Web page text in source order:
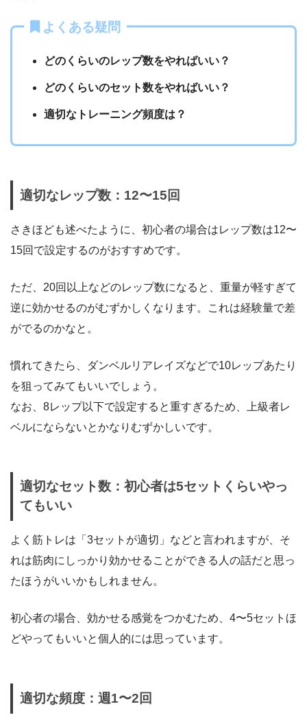
よくある疑問
どのくらいのレップ数をやればいい？
どのくらいのセット数をやればいい？
適切なトレーニング頻度は？
適切なレップ数：12〜15回
さきほども述べたように、初心者の場合はレップ数は12〜
15回で設定するのがおすすめです。
ただ、20回以上などのレップ数になると、重量が軽すぎて
逆に効かせるのがむずかしくなります。これは経験量で差
がでるのかなと。
慣れてきたら、ダンベルリアレイズなどで10レップあたり
を狙ってみてもいいでしょう。
なお、8レップ以下で設定すると重すぎるため、上級者レ
ベルにならないとかなりむずかしいです。
適切なセット数：初心者は5セットくらいやっ
てもいい
よく筋トレは「3セットが適切」などと言われますが、そ
れは筋肉にしっかり効かせることができる人の話だと思っ
たほうがいいかもしれません。
初心者の場合、効かせる感覚をつかむため、4〜5セットほ
どやってもいいと個人的には思っています。
適切な頻度：週1〜2回